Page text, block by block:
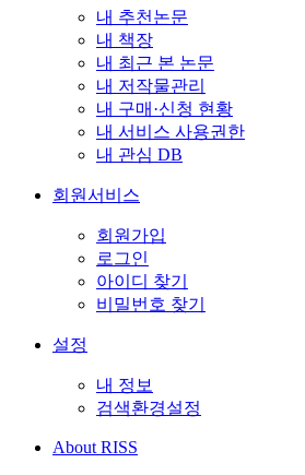
내 추천논문
내 책장
내 최근 본 논문
내 저작물관리
내 구매·신청 현황
내 서비스 사용권한
내 관심 DB
회원서비스
회원가입
로그인
아이디 찾기
비밀번호 찾기
설정
내 정보
검색환경설정
About RISS